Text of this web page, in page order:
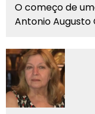
O começo de
Antonio Augusto